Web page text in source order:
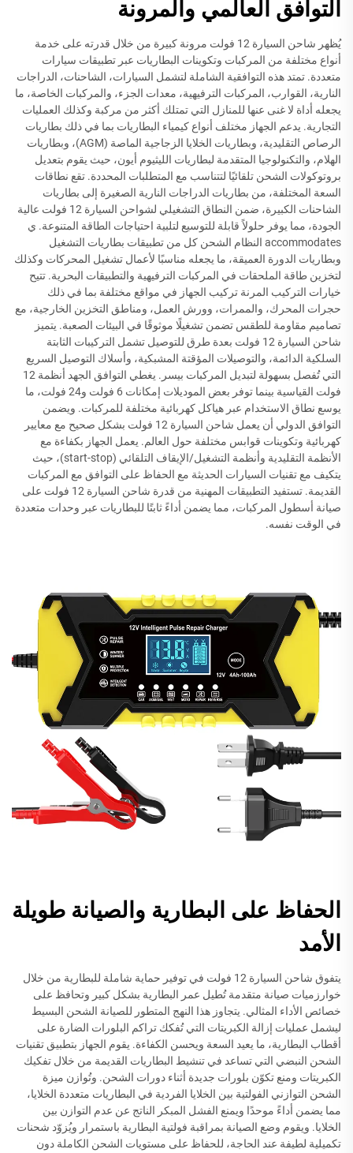
التوافق العالمي والمرونة
يُظهر شاحن السيارة 12 فولت مرونة كبيرة من خلال قدرته على خدمة
أنواع مختلفة من المركبات وتكوينات البطاريات عبر تطبيقات سيارات
متعددة. تمتد هذه التوافقية الشاملة لتشمل السيارات، الشاحنات، الدراجات
النارية، القوارب، المركبات الترفيهية، معدات الجزء، والمركبات الخاصة، ما
يجعله أداة لا غنى عنها للمنازل التي تمتلك أكثر من مركبة وكذلك العمليات
التجارية. يدعم الجهاز مختلف أنواع كيمياء البطاريات بما في ذلك بطاريات
الرصاص التقليدية، وبطاريات الخلايا الزجاجية الماصة (AGM)، وبطاريات
الهلام، والتكنولوجيا المتقدمة لبطاريات الليثيوم أيون، حيث يقوم بتعديل
بروتوكولات الشحن تلقائيًا لتتناسب مع المتطلبات المحددة. تقع نطاقات
السعة المختلفة، من بطاريات الدراجات النارية الصغيرة إلى بطاريات
الشاحنات الكبيرة، ضمن النطاق التشغيلي لشواحن السيارة 12 فولت عالية
الجودة، مما يوفر حلولاً قابلة للتوسيع لتلبية احتياجات الطاقة المتنوعة. ي
accommodates النظام الشحن كل من تطبيقات بطاريات التشغيل
وبطاريات الدورة العميقة، ما يجعله مناسبًا لأعمال تشغيل المحركات وكذلك
لتخزين طاقة الملحقات في المركبات الترفيهية والتطبيقات البحرية. تتيح
خيارات التركيب المرنة تركيب الجهاز في مواقع مختلفة بما في ذلك
حجرات المحرك، والممرات، وورش العمل، ومناطق التخزين الخارجية، مع
تصاميم مقاومة للطقس تضمن تشغيلًا موثوقًا في البيئات الصعبة. يتميز
شاحن السيارة 12 فولت بعدة طرق للتوصيل تشمل التركيبات الثابتة
السلكية الدائمة، والتوصيلات المؤقتة المشبكية، وأسلاك التوصيل السريع
التي تُفصل بسهولة لتبديل المركبات بيسر. يغطي التوافق الجهد أنظمة 12
فولت القياسية بينما توفر بعض الموديلات إمكانات 6 فولت و24 فولت، ما
يوسع نطاق الاستخدام عبر هياكل كهربائية مختلفة للمركبات. ويضمن
التوافق الدولي أن يعمل شاحن السيارة 12 فولت بشكل صحيح مع معايير
كهربائية وتكوينات قوابس مختلفة حول العالم. يعمل الجهاز بكفاءة مع
الأنظمة التقليدية وأنظمة التشغيل/الإيقاف التلقائي (start-stop)، حيث
يتكيف مع تقنيات السيارات الحديثة مع الحفاظ على التوافق مع المركبات
القديمة. تستفيد التطبيقات المهنية من قدرة شاحن السيارة 12 فولت على
صيانة أسطول المركبات، مما يضمن أداءً ثابتًا للبطاريات عبر وحدات متعددة
في الوقت نفسه.
الحفاظ على البطارية والصيانة طويلة
الأمد
يتفوق شاحن السيارة 12 فولت في توفير حماية شاملة للبطارية من خلال
خوارزميات صيانة متقدمة تُطيل عمر البطارية بشكل كبير وتحافظ على
خصائص الأداء المثالي. يتجاوز هذا النهج المتطور للصيانة الشحن البسيط
ليشمل عمليات إزالة الكبريتات التي تُفكك تراكم البلورات الضارة على
أقطاب البطارية، ما يعيد السعة ويحسن الكفاءة. يقوم الجهاز بتطبيق تقنيات
الشحن النبضي التي تساعد في تنشيط البطاريات القديمة من خلال تفكيك
الكبريتات ومنع تكوّن بلورات جديدة أثناء دورات الشحن. وتُوازن ميزة
الشحن التوازني الفولتية بين الخلايا الفردية في البطاريات متعددة الخلايا،
مما يضمن أداءً موحدًا ويمنع الفشل المبكر الناتج عن عدم التوازن بين
الخلايا. ويقوم وضع الصيانة بمراقبة فولتية البطارية باستمرار ويُزوّد شحنات
تكميلية لطيفة عند الحاجة، للحفاظ على مستويات الشحن الكاملة دون